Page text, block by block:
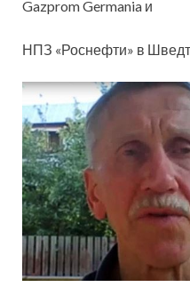
Gazprom Germania и
НПЗ «Роснефти» в